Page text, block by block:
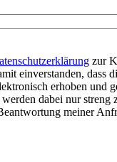
zur
einverstanden, dass
erhoben und
dabei nur streng
meiner